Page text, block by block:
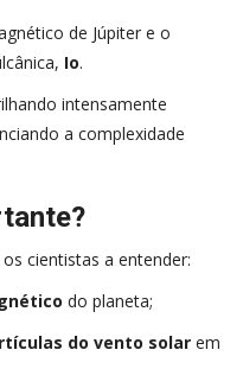
de Júpiter e o
Io.
intensamente
a complexidade
cientistas a entender:
do planeta;
do vento solar em